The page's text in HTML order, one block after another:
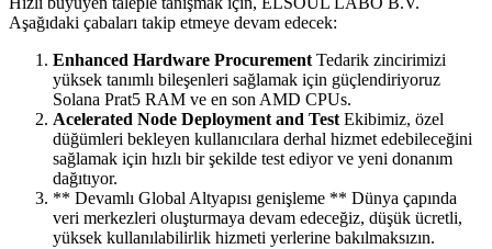
Aşağıdaki çabaları takip etmeye devam edecek:
Enhanced Hardware Procurement Tedarik zincirimizi
yüksek tanımlı bileşenleri sağlamak için güçlendiriyoruz
Solana Prat5 RAM ve en son AMD CPUs.
Acelerated Node Deployment and Test Ekibimiz, özel
düğümleri bekleyen kullanıcılara derhal hizmet edebileceğini
sağlamak için hızlı bir şekilde test ediyor ve yeni donanım
dağıtıyor.
** Devamlı Global Altyapısı genişleme ** Dünya çapında
veri merkezleri oluşturmaya devam edeceğiz, düşük ücretli,
yüksek kullanılabilirlik hizmeti yerlerine bakılmaksızın.